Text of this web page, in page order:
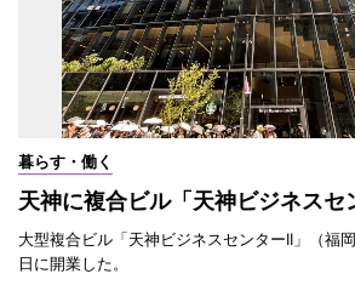
暮らす・働く
天神に複合ビル「天神ビジネスセ
大型複合ビル「天神ビジネスセンターII」（福
日に開業した。